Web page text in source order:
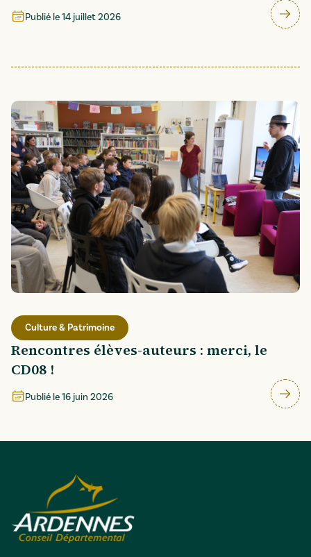
Publié le14 juillet 2026
Culture & Patrimoine
Rencontres élèves-auteurs : merci, le
CD08 !
Publié le16 juin 2026